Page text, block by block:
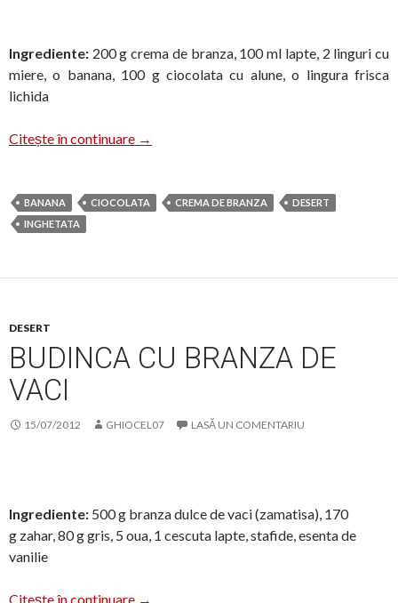
Ingrediente: 200 g crema de branza, 100 ml lapte, 2 linguri cu
miere, o banana, 100 g ciocolata cu alune, o lingura frisca
lichida
Citește în continuare Inghetata cu crema de branza, banana si
→
BANANA CIOCOLATA CREMA DE BRANZA
DESERT
INGHETATA
DESERT
BUDINCA CU BRANZA DE
VACI
15/07/2012 GHIOCEL07 LASĂ UN COMENTARIU
Ingrediente: 500 g branza dulce de vaci (zamatisa), 170
g zahar, 80 g gris, 5 oua, 1 cescuta lapte, stafide, esenta de
vanilie
Citește în continuare Budinca cu branza de vaci
→